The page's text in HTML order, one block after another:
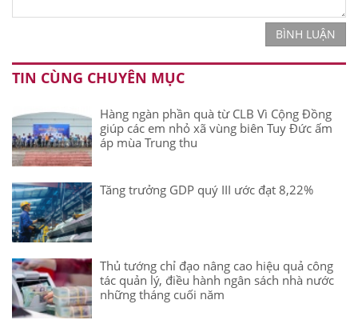
BÌNH LUẬN
TIN CÙNG CHUYÊN MỤC
Hàng ngàn phần quà từ CLB Vì Cộng Đồng
giúp các em nhỏ xã vùng biên Tuy Đức ấm
áp mùa Trung thu
Tăng trưởng GDP quý III ước đạt 8,22%
Thủ tướng chỉ đạo nâng cao hiệu quả công
tác quản lý, điều hành ngân sách nhà nước
những tháng cuối năm